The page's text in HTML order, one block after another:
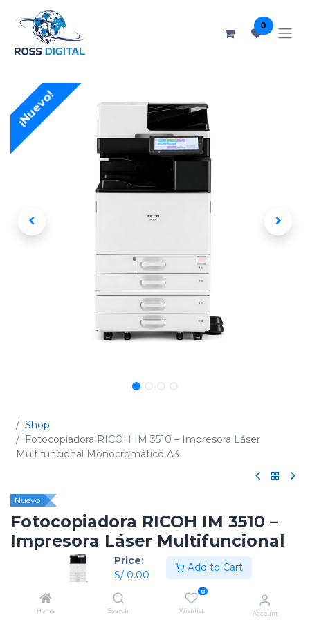
Price:
S/ 0.00
Add to Cart
Home Search
0
Wishlist Account
0
¡Nuevo!
Shop
Fotocopiadora RICOH IM 3510 – Impresora Láser
Multifuncional Monocromático A3
Nuevo
Fotocopiadora RICOH IM 3510 –
Impresora Láser Multifuncional
Monocromático A3
(0 reseña)
Código:423774